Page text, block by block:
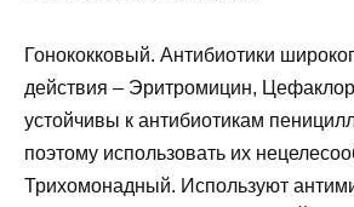
Гонококковый. Антибиотики
действия – Эритромицин,
устойчивы к антибиотикам
поэтому использовать их
Трихомонадный. Используют